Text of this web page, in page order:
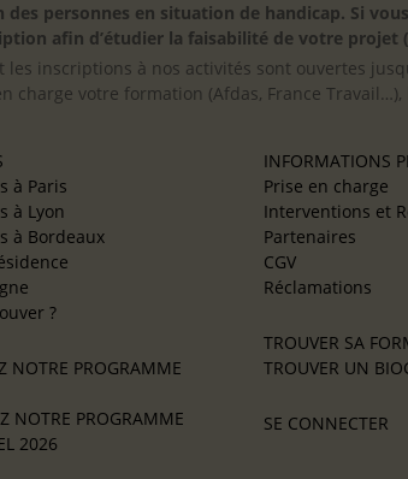
des personnes en situation de handicap. Si
afin d’étudier la faisabilité de votre
les inscriptions à nos activités sont ouvertes
charge votre formation (Afdas, France
à Paris
à Lyon
à Bordeaux
?
NOTRE PROGRAMME
NOTRE PROGRAMME
2026
INFORMATIONS
Prise en charge
Interventions et
Partenaires
CGV
Réclamations
TROUVER SA
TROUVER UN
SE CONNECTER